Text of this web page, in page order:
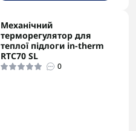
Механічний
терморегулятор для
теплої підлоги in-therm
RTC70 SL
0